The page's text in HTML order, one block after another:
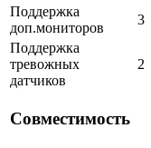
Поддержка
доп.мониторов
3
Поддержка
тревожных
датчиков
2
Совместимость